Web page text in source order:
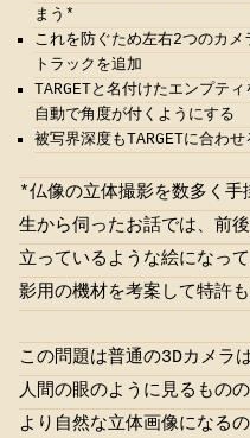
まう*
これを防ぐため左右2つのカ
トラックを追加
TARGETと名付けたエンプテ
自動で角度が付くようにする
被写界深度もTARGETに合わせ
*仏像の立体撮影を数多く
生から伺ったお話では、前
立っているような絵になっ
影用の機材を考案して特許
この問題は普通の3Dカメラ
人間の眼のように見るもの
より自然な立体画像になる